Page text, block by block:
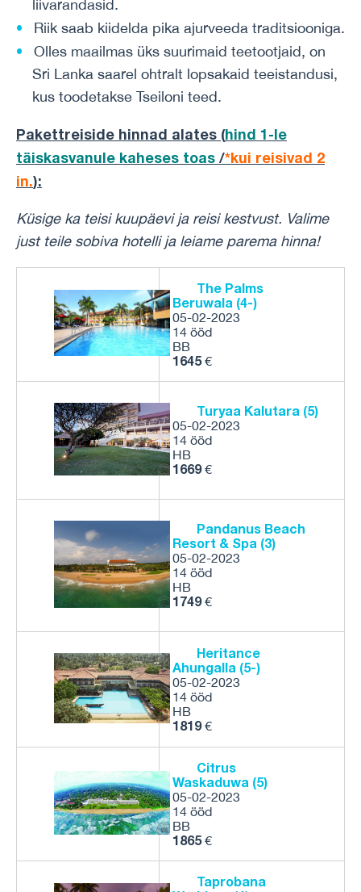
liivarandasid.
Riik saab kiidelda pika ajurveeda traditsiooniga.
Olles maailmas üks suurimaid teetootjaid, on
Sri Lanka saarel ohtralt lopsakaid teeistandusi,
kus toodetakse Tseiloni teed.
Pakettreiside hinnad alates (hind 1-le
täiskasvanule kaheses toas /*kui reisivad 2
in.):
Küsige ka teisi kuupäevi ja reisi kestvust. Valime
just teile sobiva hotelli ja leiame parema hinna!
The Palms
Beruwala (4-)
05-02-2023
14 ööd
BB
1645€
Turyaa Kalutara (5)
05-02-2023
14 ööd
HB
1669€
Pandanus Beach
Resort & Spa (3)
05-02-2023
14 ööd
HB
1749€
Heritance
Ahungalla (5-)
05-02-2023
14 ööd
HB
1819€
Citrus
Waskaduwa (5)
05-02-2023
14 ööd
BB
1865€
Taprobana